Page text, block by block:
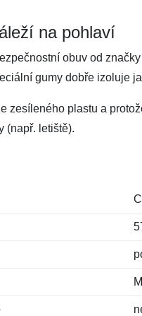
na pohlaví
obuv od
gumy dobře izoluje
zesíleného plastu a
(např. letiště).